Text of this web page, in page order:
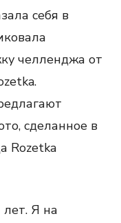
себя в
челленджа от
сделанное в
Rozetka
Я на